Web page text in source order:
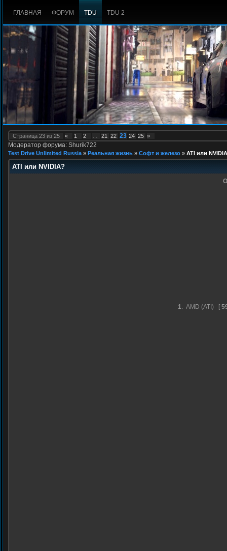
ГЛАВНАЯ ФОРУМ TDU TDU 2
Страница 23 из 25 « 1 2 21 22 23 24 25 »
Модератор форума: Shurik722
Test Drive Unlimited Russia » Реальная жизнь » Софт и железо » ATI или
ATI или NVIDIA?
1. AMD (ATI) [